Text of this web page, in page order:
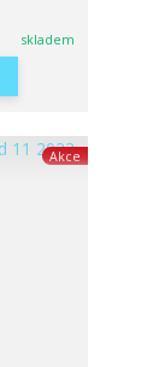
skladem
Akce